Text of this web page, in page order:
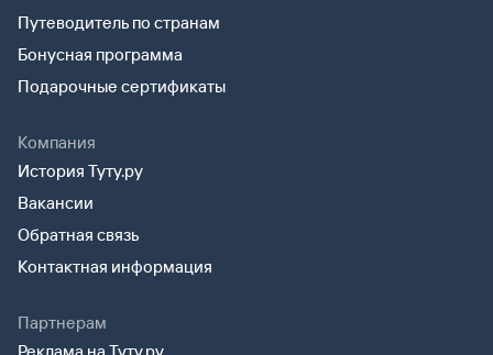
Путеводитель по странам
Бонусная программа
Подарочные сертификаты
Компания
История Туту.ру
Вакансии
Обратная связь
Контактная информация
Партнерам